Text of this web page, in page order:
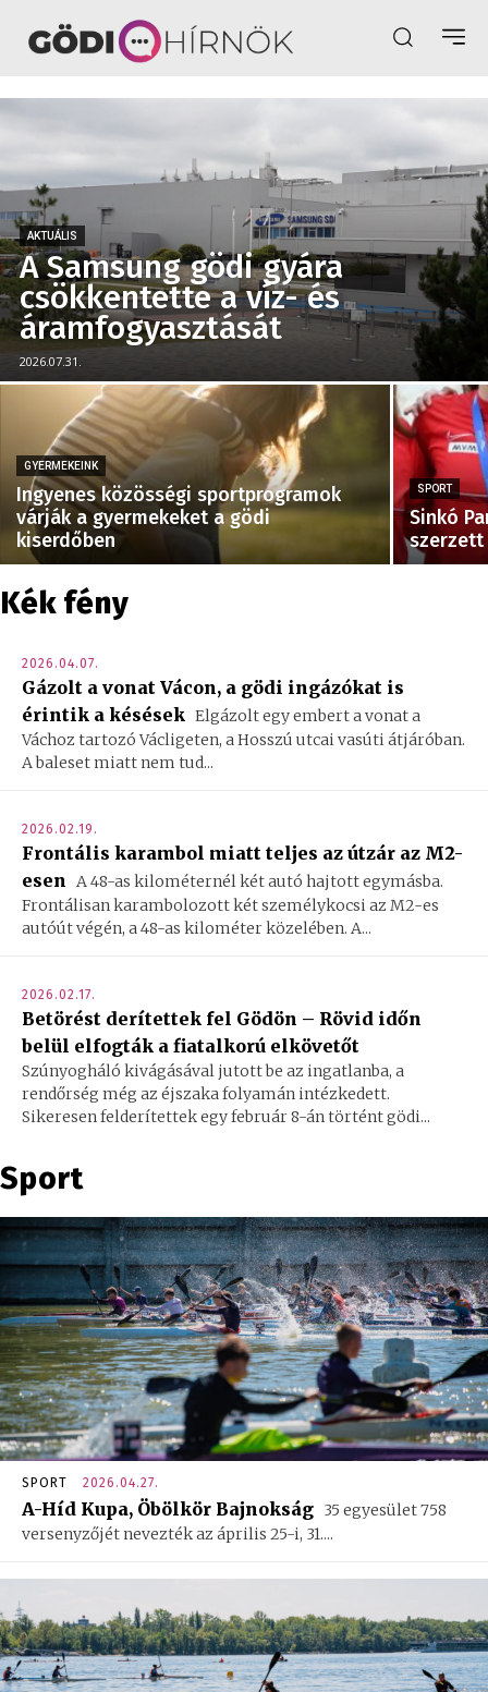
AKTUÁLIS
A Samsung gödi gyára
csökkentette a víz- és
áramfogyasztását
2026.07.31.
GYERMEKEINK
Ingyenes közösségi sportprogramok
várják a gyermekeket a gödi
kiserdőben
SPORT
Sinkó
szerzett
Kék fény
2026.04.07.
Gázolt a vonat Vácon, a gödi ingázókat is
érintik a késések Elgázolt egy embert a vonat a
Váchoz tartozó Václigeten, a Hosszú utcai vasúti átjáróban.
A baleset miatt nem tud...
2026.02.19.
Frontális karambol miatt teljes az útzár az M2-
esen
A 48-as kilométernél két autó hajtott egymásba.
Frontálisan karambolozott két személykocsi az M2-es
autóút végén, a 48-as kilométer közelében. A...
2026.02.17.
Betörést derítettek fel Gödön – Rövid időn
belül elfogták a fiatalkorú elkövetőt
Szúnyogháló kivágásával jutott be az ingatlanba, a
rendőrség még az éjszaka folyamán intézkedett.
Sikeresen felderítettek egy február 8-án történt gödi...
Sport
SPORT 2026.04.27.
A-Híd Kupa, Öbölkör Bajnokság 35 egyesület 758
versenyzőjét nevezték az április 25-i, 31....